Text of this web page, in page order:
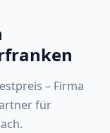
– Firma
für